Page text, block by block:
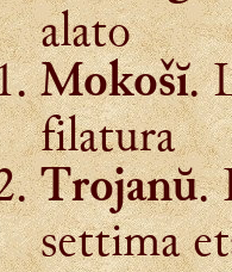
alato
Mokošĭ.
filatura
Trojanŭ.
settima